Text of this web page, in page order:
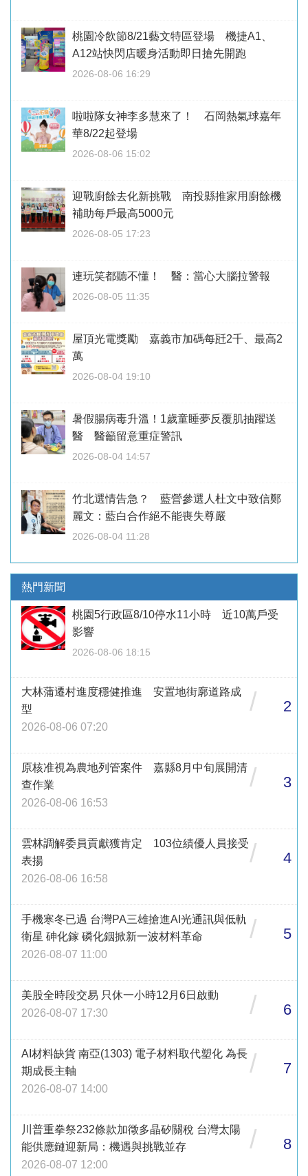
桃園冷飲節8/21藝文特區登場 機捷A1、
A12站快閃店暖身活動即日搶先開跑
2026-08-06 16:29
啦啦隊女神李多慧來了！ 石岡熱氣球嘉年
華8/22起登場
2026-08-06 15:02
迎戰廚餘去化新挑戰 南投縣推家用廚餘機
補助每戶最高5000元
2026-08-05 17:23
連玩笑都聽不懂！ 醫：當心大腦拉警報
2026-08-05 11:35
屋頂光電獎勵 嘉義市加碼每瓩2千、最高2
萬
2026-08-04 19:10
暑假腸病毒升溫！1歲童睡夢反覆肌抽躍送
醫 醫籲留意重症警訊
2026-08-04 14:57
竹北選情告急？ 藍營參選人杜文中致信鄭
麗文：藍白合作絕不能喪失尊嚴
2026-08-04 11:28
熱門新聞
桃園5行政區8/10停水11小時 近10萬戶受
影響
2026-08-06 18:15
大林蒲遷村進度穩健推進 安置地街廓道路成
型
2026-08-06 07:20
/ 2
原核准視為農地列管案件 嘉縣8月中旬展開清
查作業
2026-08-06 16:53
/ 3
雲林調解委員貢獻獲肯定 103位績優人員接受
表揚
2026-08-06 16:58
/ 4
手機寒冬已過 台灣PA三雄搶進AI光通訊與低軌
衛星 砷化鎵 磷化銦掀新一波材料革命
2026-08-07 11:00
/ 5
美股全時段交易 只休一小時12月6日啟動
2026-08-07 17:30
/ 6
AI材料缺貨 南亞(1303) 電子材料取代塑化 為長
期成長主軸
2026-08-07 14:00
/ 7
川普重拳祭232條款加徵多晶矽關稅 台灣太陽
能供應鏈迎新局：機遇與挑戰並存
2026-08-07 12:00
/ 8